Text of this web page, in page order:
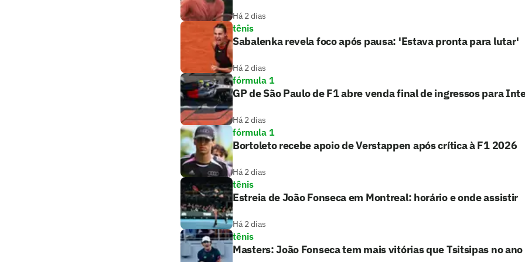
Há 2 dias
tênis
Sabalenka revela foco após pausa: 'Estava pronta para lutar'
Há 2 dias
fórmula 1
GP de São Paulo de F1 abre venda final de ingressos para
Há 2 dias
fórmula 1
Bortoleto recebe apoio de Verstappen após crítica à F1 2026
Há 2 dias
tênis
Estreia de João Fonseca em Montreal: horário e onde assistir
Há 2 dias
tênis
Masters: João Fonseca tem mais vitórias que Tsitsipas no ano